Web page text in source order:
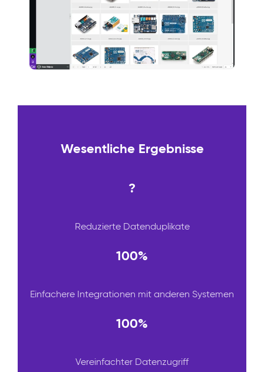
Wesentliche Ergebnisse
?
Reduzierte Datenduplikate
100%
Einfachere Integrationen mit anderen Systemen
100%
Vereinfachter Datenzugriff